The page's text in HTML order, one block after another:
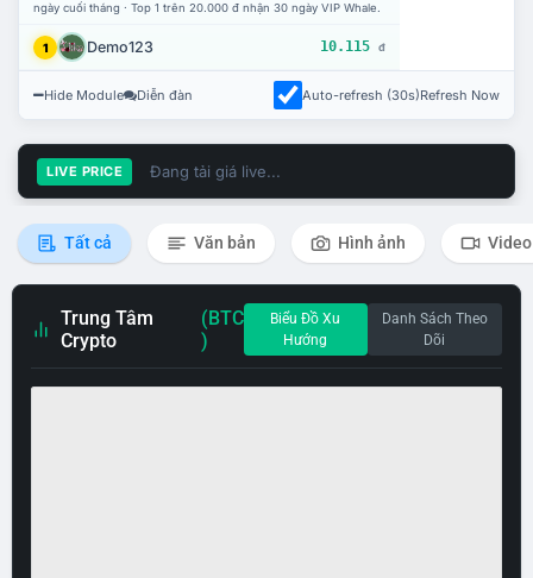
ngày cuối tháng · Top 1 trên 20.000 đ nhận 30 ngày VIP Whale.
1 Demo123 10.115 đ
Hide Module Diễn đàn Auto-refresh (30s)Refresh Now
LIVE PRICE Đang tải giá live...
Tất cả Văn bản Hình ảnh Video
Trung Tâm
Crypto
(BTC
)
Biểu Đồ Xu
Hướng
Danh Sách Theo
Dõi